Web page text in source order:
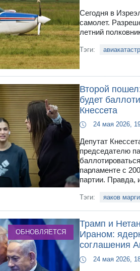
Сегодня в
самолет.
летний
Тэги:
Второй
будет
Кнессета
24 мая 2026,
Депутат
председателю
парламенте с
партии. Правда,
Тэги: яаков марги
ОБНОВЛЯЕТСЯ
Трамп и
Ираном:
соглашения
24 мая 2026,